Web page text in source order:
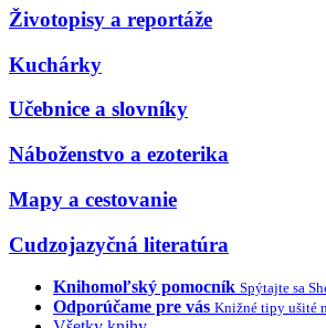
Životopisy a reportáže
Kuchárky
Učebnice a slovníky
Náboženstvo a ezoterika
Mapy a cestovanie
Cudzojazyčná literatúra
Knihomoľský pomocník Spýtajte sa
Odporúčame pre vás Knižné tipy ušité